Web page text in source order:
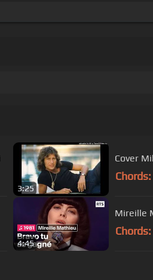
3:25
Cover
Chords:
4:45
Mireille
Chords: